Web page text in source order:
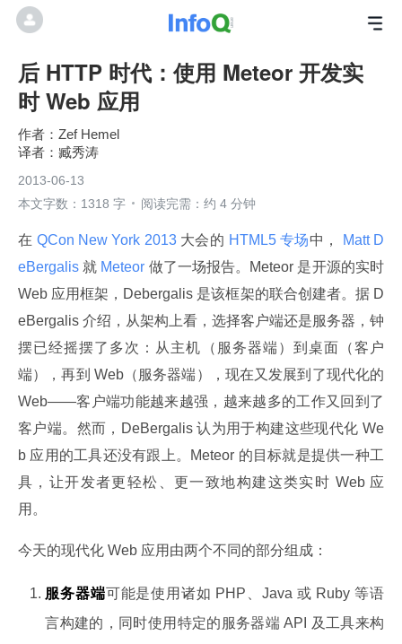
后 HTTP 时代：使用 Meteor 开发实
时 Web 应用
Zef Hemel
臧秀涛
2013-06-13
本文字数：1318 字
阅读完需：约 4 分钟
在 QCon New York 2013 大会的 HTML5 专场中，
Matt D
eBergalis 就 Meteor 做了一场报告。Meteor 是开源的实时
Web 应用框架，Debergalis 是该框架的联合创建者。据 D
eBergalis 介绍，从架构上看，选择客户端还是服务器，钟
摆已经摇摆了多次：从主机（服务器端）到桌面（客户
端），再到 Web（服务器端），现在又发展到了现代化的
Web——客户端功能越来越强，越来越多的工作又回到了
客户端。然而，DeBergalis 认为用于构建这些现代化 We
b 应用的工具还没有跟上。Meteor 的目标就是提供一种工
具，让开发者更轻松、更一致地构建这类实时 Web 应
用。
今天的现代化 Web 应用由两个不同的部分组成：
服务器端可能是使用诸如 PHP、Java 或 Ruby 等语
言构建的，同时使用特定的服务器端 API 及工具来构